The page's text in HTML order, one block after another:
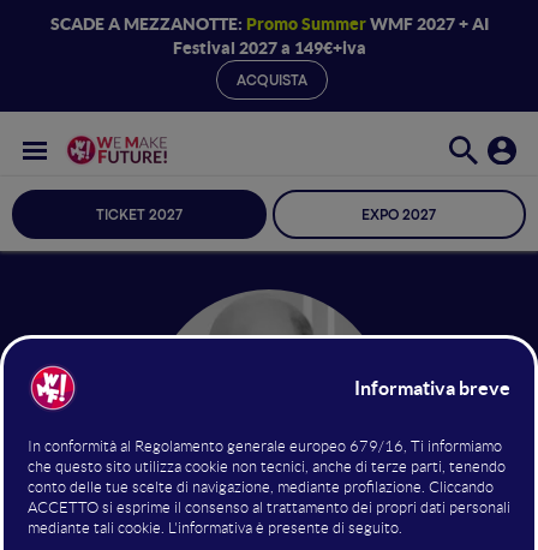
SCADE A MEZZANOTTE: Promo SummerWMF 2027 + AI
Festival 2027 a 149€+iva
ACQUISTA
TICKET 2027 EXPO 2027